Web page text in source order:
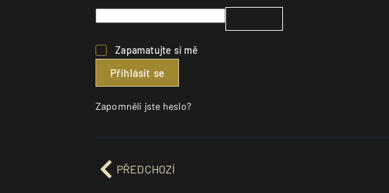
Zapamatujte si mě
Přihlásit se
Zapomněli jste heslo?
PŘEDCHOZÍ